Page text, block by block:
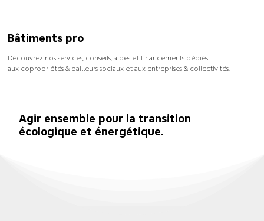
Bâtiments pro
Découvrez nos services, conseils, aides et financements dédiés
aux copropriétés & bailleurs sociaux et aux entreprises & collectivités.
Agir ensemble pour la transition
écologique et énergétique.